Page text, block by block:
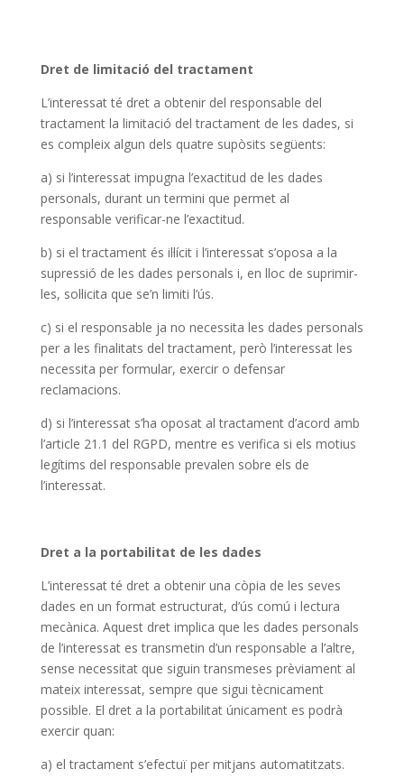
Dret de limitació del tractament
L’interessat té dret a obtenir del responsable del
tractament la limitació del tractament de les dades, si
es compleix algun dels quatre supòsits següents:
a) si l’interessat impugna l’exactitud de les dades
personals, durant un termini que permet al
responsable verificar-ne l’exactitud.
b) si el tractament és il·lícit i l’interessat s’oposa a la
supressió de les dades personals i, en lloc de suprimir-
les, sol·licita que se’n limiti l’ús.
c) si el responsable ja no necessita les dades personals
per a les finalitats del tractament, però l’interessat les
necessita per formular, exercir o defensar
reclamacions.
d) si l’interessat s’ha oposat al tractament d’acord amb
l’article 21.1 del RGPD, mentre es verifica si els motius
legítims del responsable prevalen sobre els de
l’interessat.
Dret a la portabilitat de les dades
L’interessat té dret a obtenir una còpia de les seves
dades en un format estructurat, d’ús comú i lectura
mecànica. Aquest dret implica que les dades personals
de l’interessat es transmetin d’un responsable a l’altre,
sense necessitat que siguin transmeses prèviament al
mateix interessat, sempre que sigui tècnicament
possible. El dret a la portabilitat únicament es podrà
exercir quan:
a) el tractament s’efectuï per mitjans automatitzats.